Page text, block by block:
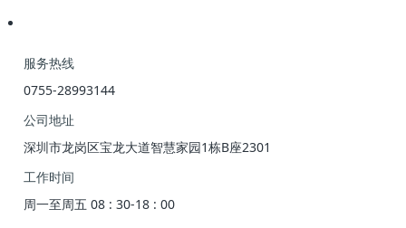
服务热线
0755-28993144
公司地址
深圳市龙岗区宝龙大道智慧家园1栋B座2301
工作时间
周一至周五 08 : 30-18 : 00